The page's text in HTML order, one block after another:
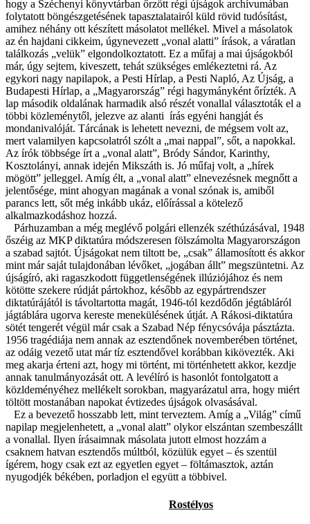
hogy a Széchenyi könyvtárban őrzött régi újságok archívumában
folytatott böngészgetésének tapasztalatairól küld rövid tudósítást,
amihez néhány ott készített másolatot mellékel. Mivel a másolatok
az én hajdani cikkeim, úgynevezett „vonal alatti” írások, a váratlan
találkozás „velük” elgondolkoztatott. Ez a műfaj a mai újságokból
már, úgy sejtem, kiveszett, tehát szükséges emlékeztetni rá. Az
egykori nagy napilapok, a Pesti Hírlap, a Pesti Napló, Az Újság, a
Budapesti Hírlap, a „Magyarország” régi hagymányként őrízték. A
lap második oldalának harmadik alsó részét vonallal választoták el a
többi közleménytől, jelezve az alanti írás egyéni hangját és
mondanivalóját. Tárcának is lehetett nevezni, de mégsem volt az,
mert valamilyen kapcsolatról szólt a „mai nappal”, sőt, a napokkal.
Az írók többsége írt a „vonal alatt”, Bródy Sándor, Karinthy,
Kosztolányi, annak idején Mikszáth is. Jó műfaj volt, a „hírek
mögött” jelleggel. Amíg élt, a „vonal alatt” elnevezésnek megnőtt a
jelentősége, mint ahogyan magának a vonal szónak is, amiből
parancs lett, sőt még inkább ukáz, előírással a kötelező
alkalmazkodáshoz hozzá.
Párhuzamban a még meglévő polgári ellenzék széthúzásával, 1948
őszéig az MKP diktatúra módszeresen fölszámolta Magyarországon
a szabad sajtót. Újságokat nem tiltott be, „csak” államosított és akkor
mint már saját tulajdonában lévőket, „jogában állt” megszüntetni. Az
újságíró, aki ragaszkodott függetlenségének illúziójához és nem
kötötte szekere rúdját pártokhoz, később az egypártrendszer
diktatúrájától is távoltartotta magát, 1946-tól kezdődőn jégtábláról
jágtáblára ugorva kereste menekülésének útját. A Rákosi-diktatúra
sötét tengerét végül már csak a Szabad Nép fénycsóvája pásztázta.
1956 tragédiája nem annak az esztendőnek novemberében történet,
az odáig vezető utat már tíz esztendővel korábban kikövezték. Aki
meg akarja érteni azt, hogy mi történt, mi történhetett akkor, kezdje
annak tanulmányozását ott. A levélíró is hasonlót fontolgatott a
közldeményéhez mellékelt sorokban, magyarázatul arra, hogy miért
töltött mostanában napokat évtizedes újságok olvasásával.
Ez a bevezető hosszabb lett, mint terveztem. Amíg a „Világ” című
napilap megjelenhetett, a „vonal alatt” olykor elszántan szembeszállt
a vonallal. Ilyen írásaimnak másolata jutott elmost hozzám a
csaknem hatvan esztendős múltból, közülük egyet – és szentül
ígérem, hogy csak ezt az egyetlen egyet – föltámasztok, aztán
nyugodjék békében, porladjon el együtt a többivel.
Rostélyos